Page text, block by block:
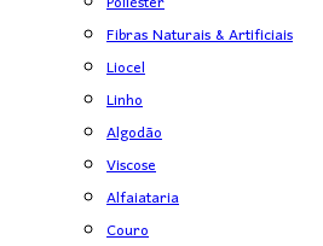
Fibras Naturais & Artificiais
Liocel
Linho
Algodão
Viscose
Alfaiataria
Couro